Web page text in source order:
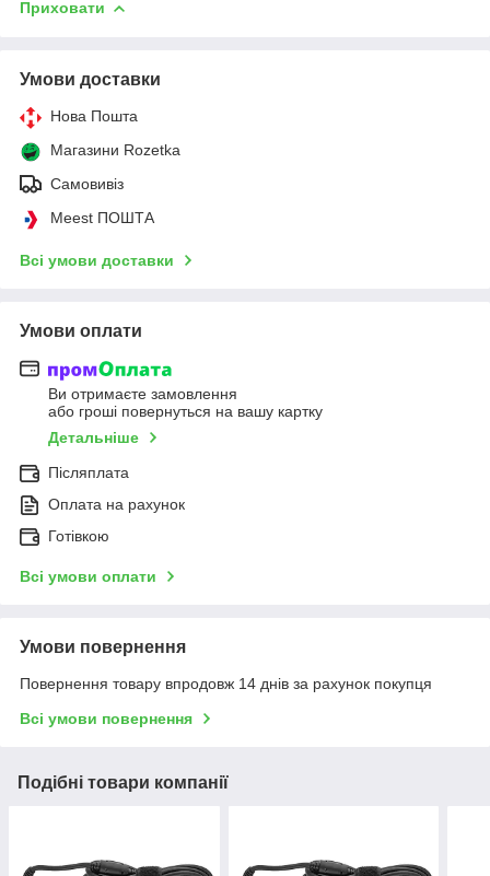
Приховати
Умови доставки
Нова Пошта
Магазини Rozetka
Самовивіз
Meest ПОШТА
Всі умови доставки
Умови оплати
Ви отримаєте замовлення
або гроші повернуться на вашу картку
Детальніше
Післяплата
Оплата на рахунок
Готівкою
Всі умови оплати
Умови повернення
Повернення товару впродовж 14 днів за рахунок покупця
Всі умови повернення
Подібні товари компанії